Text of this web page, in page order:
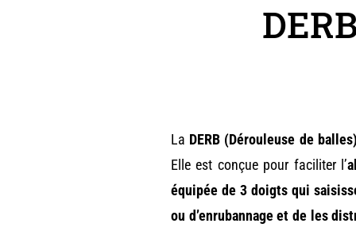
La DERB (Dérouleuse de
Elle est conçue pour faciliter l’
équipée de 3 doigts qui
ou d’enrubannage et de les